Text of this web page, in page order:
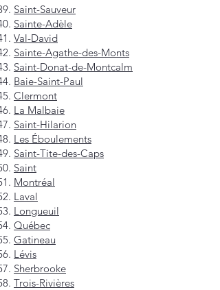
Saint-Sauveur
Sainte-Adèle
Val-David
Sainte-Agathe-des-Monts
Saint-Donat-de-Montcalm
Baie-Saint-Paul
Clermont
La Malbaie
Saint-Hilarion
Les Éboulements
Saint-Tite-des-Caps
Saint
Montréal
Laval
Longueuil
Québec
Gatineau
Lévis
Sherbrooke
Trois-Rivières